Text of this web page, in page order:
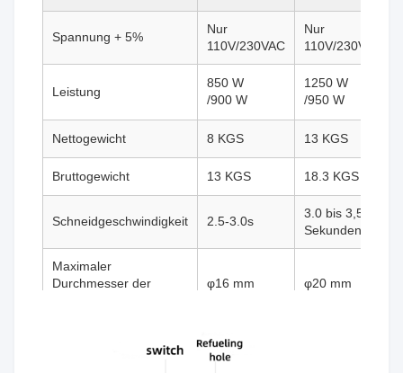
Spannung + 5%
Nur
110V/230VAC
Nur
110V/230VAC
Leistung
850 W
/900 W
1250 W
/950 W
Nettogewicht 8 KGS 13 KGS
Bruttogewicht 13 KGS 18.3 KGS
Schneidgeschwindigkeit 2.5-3.0s
3.0 bis 3,5
Sekunden
Maximaler
Durchmesser der
φ16 mm φ20 mm
64 mm